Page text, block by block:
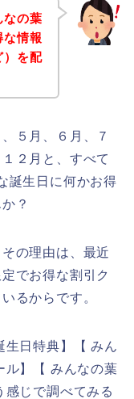
なの葉
情報
）を配
５月、６月、７
２月と、すべて
誕生日に何かお得
？
の理由は、最近
でお得な割引ク
るからです。
生日特典】【 みん
ル】【 みんなの葉
じで調べてみる